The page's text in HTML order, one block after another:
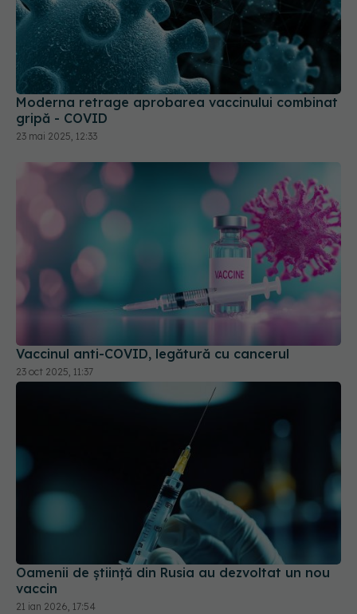
Moderna retrage aprobarea vaccinului combinat
gripă - COVID
23 mai 2025, 12:33
Vaccinul anti-COVID, legătură cu cancerul
23 oct 2025, 11:37
Oamenii de ştiinţă din Rusia au dezvoltat un nou
vaccin
21 ian 2026, 17:54